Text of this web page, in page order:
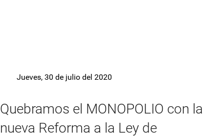
Jueves, 30 de julio del 2020
Quebramos el MONOPOLIO con la
nueva Reforma a la Ley de